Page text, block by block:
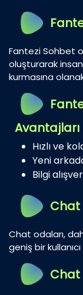
Fantezi Sohbet
oluşturarak
kurmasına
Avantajları
Hızlı ve
Yeni
Bilgi
Chat
Chat odaları,
geniş bir
Chat